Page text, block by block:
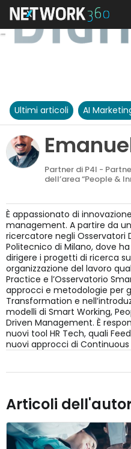
Ultimi articoli AI
Partner di P4I -
dell’area “People &
È appassionato di
management. A partire da
ricercatore negli Osservatori
Politecnico di Milano, dove
dirigere i progetti di ricerca
organizzazione del lavoro
Practice e l’Osservatorio
approcci e metodologie per
Transformation e
modelli di Smart Working,
Driven Management. È
nuovi tool HR Tech, quali
nuovi approcci di
Articoli